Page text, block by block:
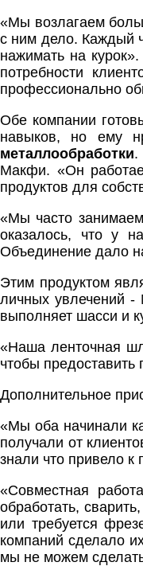
«Мы возлагаем
с ним дело. Каждый
нажимать на
потребности
профессионально
Обе компании
навыков, но ему
металлообработки.
Макфи. «Он
продуктов для
«Мы часто
оказалось, что у
Объединение дало
Этим продуктом
личных увлечений -
выполняет шасси и
«Наша ленточная
чтобы
Дополнительное
«Мы оба начинали
получали от
знали что привело
«Совместная
обработать,
или требуется
компаний сделало
мы не можем